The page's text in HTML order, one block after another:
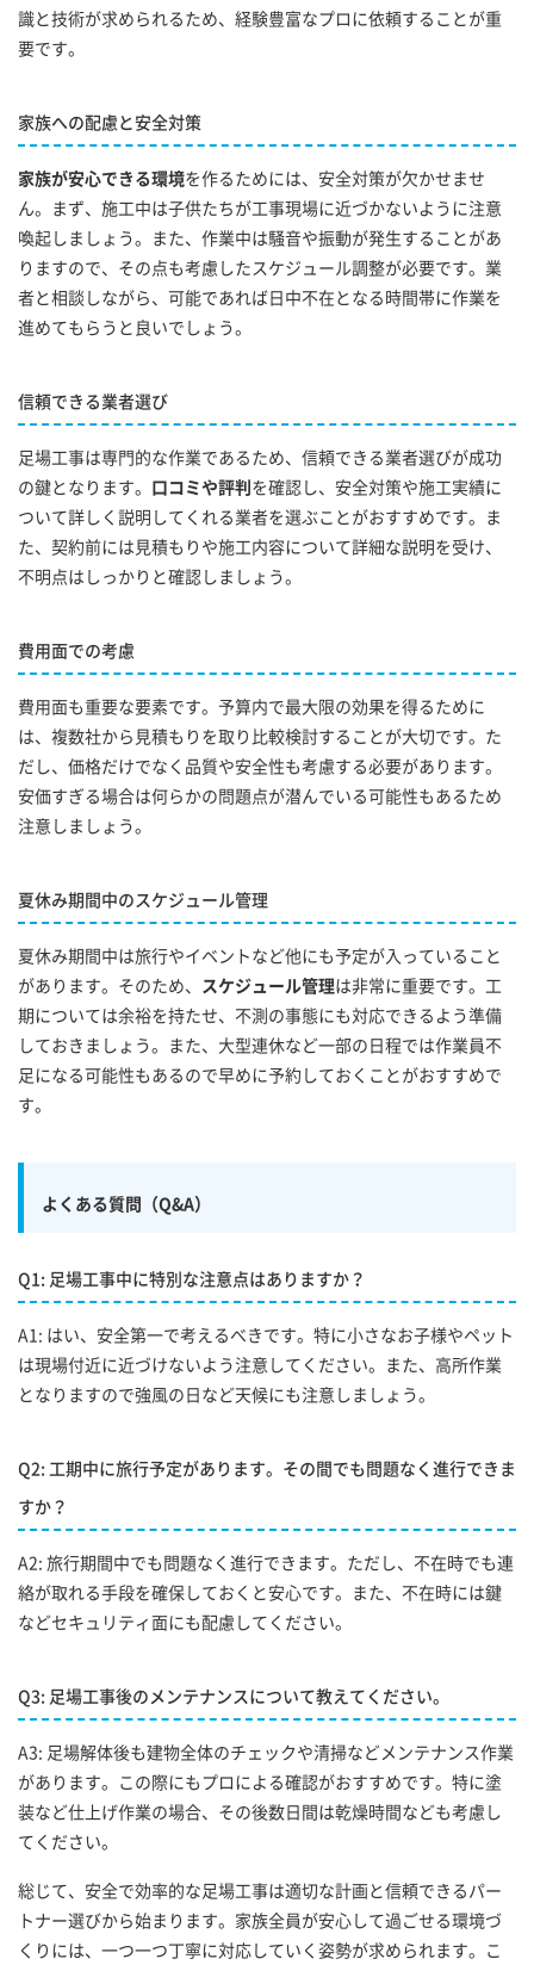
識と技術が求められるため、経験豊富なプロに依頼することが重
要です。
家族への配慮と安全対策
家族が安心できる環境を作るためには、安全対策が欠かせませ
ん。まず、施工中は子供たちが工事現場に近づかないように注意
喚起しましょう。また、作業中は騒音や振動が発生することがあ
りますので、その点も考慮したスケジュール調整が必要です。業
者と相談しながら、可能であれば日中不在となる時間帯に作業を
進めてもらうと良いでしょう。
信頼できる業者選び
足場工事は専門的な作業であるため、信頼できる業者選びが成功
の鍵となります。
口コミや評判 を確認し、安全対策や施工実績に
ついて詳しく説明してくれる業者を選ぶことがおすすめです。ま
た、契約前には見積もりや施工内容について詳細な説明を受け、
不明点はしっかりと確認しましょう。
費用面での考慮
費用面も重要な要素です。予算内で最大限の効果を得るために
は、複数社から見積もりを取り比較検討することが大切です。た
だし、価格だけでなく品質や安全性も考慮する必要があります。
安価すぎる場合は何らかの問題点が潜んでいる可能性もあるため
注意しましょう。
夏休み期間中のスケジュール管理
夏休み期間中は旅行やイベントなど他にも予定が入っていること
があります。そのため、
スケジュール管理は非常に重要です。工
期については余裕を持たせ、不測の事態にも対応できるよう準備
しておきましょう。また、大型連休など一部の日程では作業員不
足になる可能性もあるので早めに予約しておくことがおすすめで
す。
よくある質問（Q&A）
Q1: 足場工事中に特別な注意点はありますか？
A1: はい、安全第一で考えるべきです。特に小さなお子様やペット
は現場付近に近づけないよう注意してください。また、高所作業
となりますので強風の日など天候にも注意しましょう。
Q2: 工期中に旅行予定があります。その間でも問題なく進行できま
すか？
A2: 旅行期間中でも問題なく進行できます。ただし、不在時でも連
絡が取れる手段を確保しておくと安心です。また、不在時には鍵
などセキュリティ面にも配慮してください。
Q3: 足場工事後のメンテナンスについて教えてください。
A3: 足場解体後も建物全体のチェックや清掃などメンテナンス作業
があります。この際にもプロによる確認がおすすめです。特に塗
装など仕上げ作業の場合、その後数日間は乾燥時間なども考慮し
てください。
総じて、安全で効率的な足場工事は適切な計画と信頼できるパー
トナー選びから始まります。家族全員が安心して過ごせる環境づ
くりには、一つ一つ丁寧に対応していく姿勢が求められます。こ